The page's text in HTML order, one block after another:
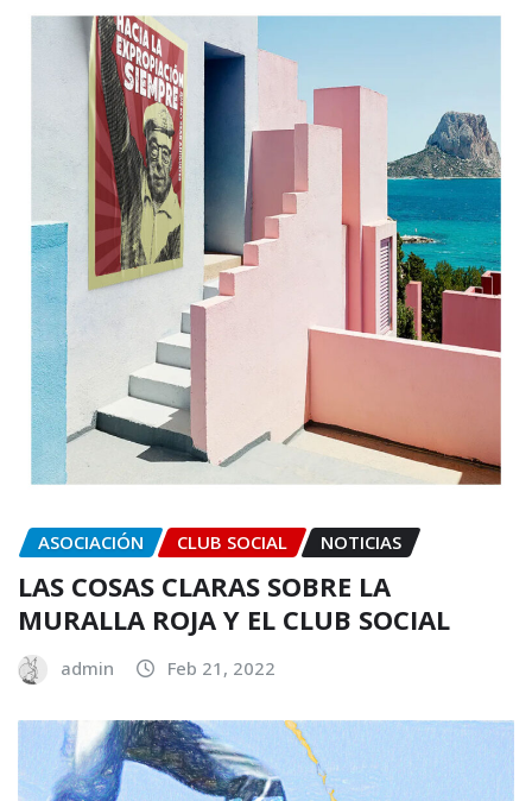
ASOCIACIÓN CLUB SOCIAL NOTICIAS
LAS COSAS CLARAS SOBRE LA
MURALLA ROJA Y EL CLUB SOCIAL
admin Feb 21, 2022